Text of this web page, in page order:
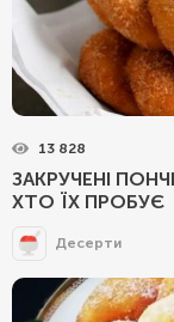
13 828
ЗАКРУЧЕНІ
ХТО ЇХ ПРОБУЄ
Десерти